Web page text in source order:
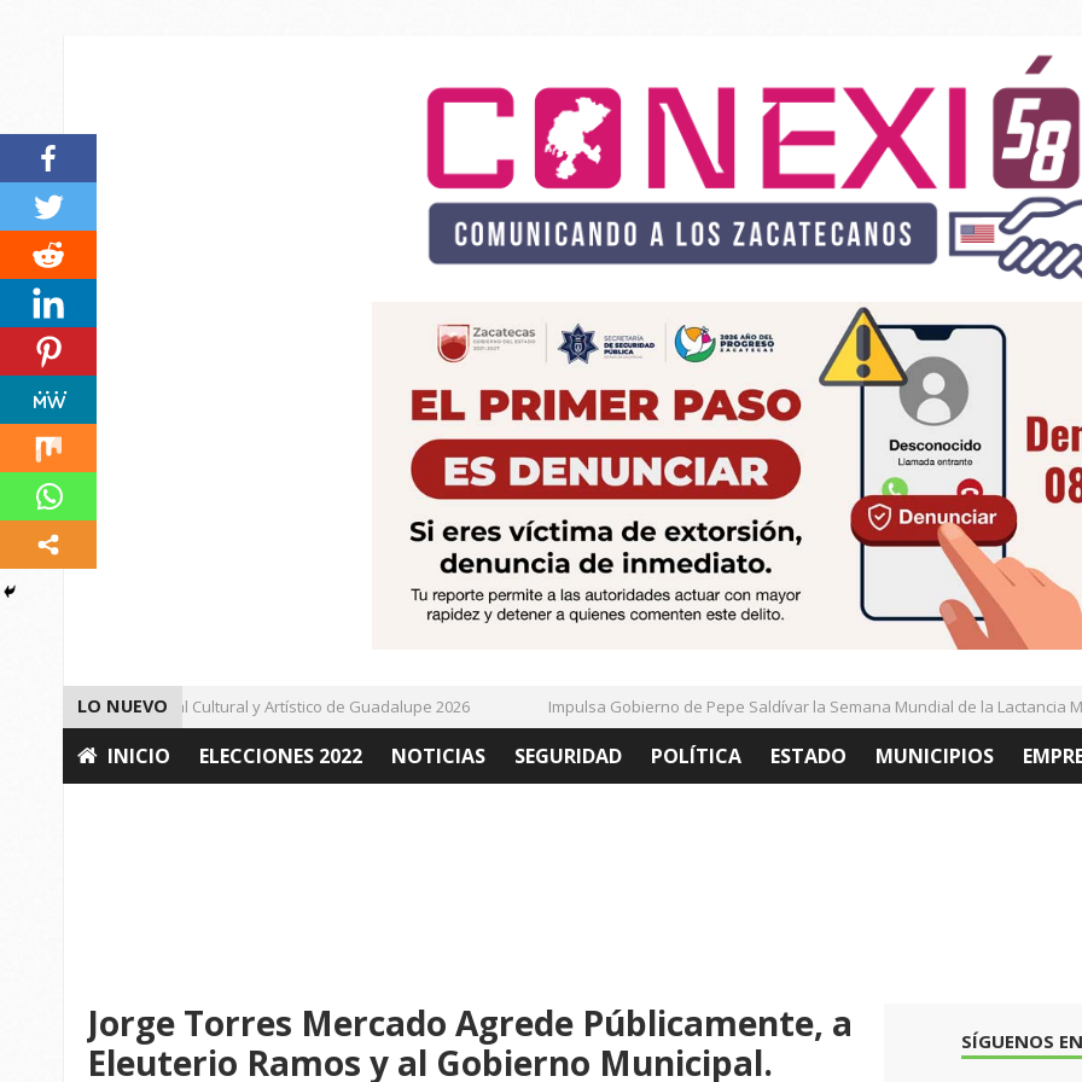
LO NUEVO
Da inicio el Festival Cultural y Artístico de Guadalupe 2026 Impulsa Gobierno de Pepe Saldívar la Semana Mundial de la Lactancia
INICIO ELECCIONES 2022 NOTICIAS SEGURIDAD POLÍTICA ESTADO MUNICIPIOS
Jorge Torres Mercado Agrede Públicamente, a
Eleuterio Ramos y al Gobierno Municipal.
SÍGUENOS